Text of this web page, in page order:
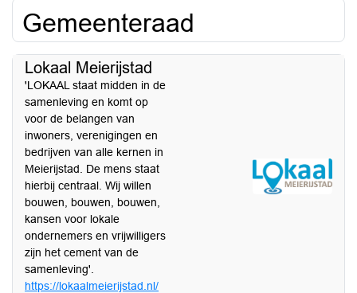
Gemeenteraad
Lokaal Meierijstad
'LOKAAL staat midden in de
samenleving en komt op
voor de belangen van
inwoners, verenigingen en
bedrijven van alle kernen in
Meierijstad. De mens staat
hierbij centraal. Wij willen
bouwen, bouwen, bouwen,
kansen voor lokale
ondernemers en vrijwilligers
zijn het cement van de
samenleving'.
https://lokaalmeierijstad.nl/